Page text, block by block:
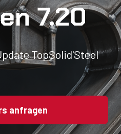
7.20
TopSolid'Steel
anfragen